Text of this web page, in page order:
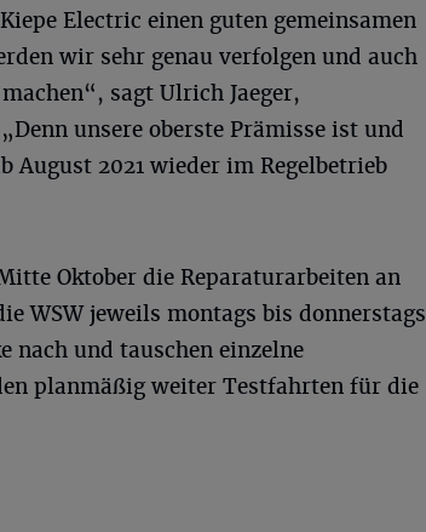
Electric einen guten gemeinsamen
wir sehr genau verfolgen und auch
sagt Ulrich Jaeger,
unsere oberste Prämisse ist und
August 2021 wieder im Regelbetrieb
Oktober die Reparaturarbeiten an
WSW jeweils montags bis donnerstags
nach und tauschen einzelne
planmäßig weiter Testfahrten für die